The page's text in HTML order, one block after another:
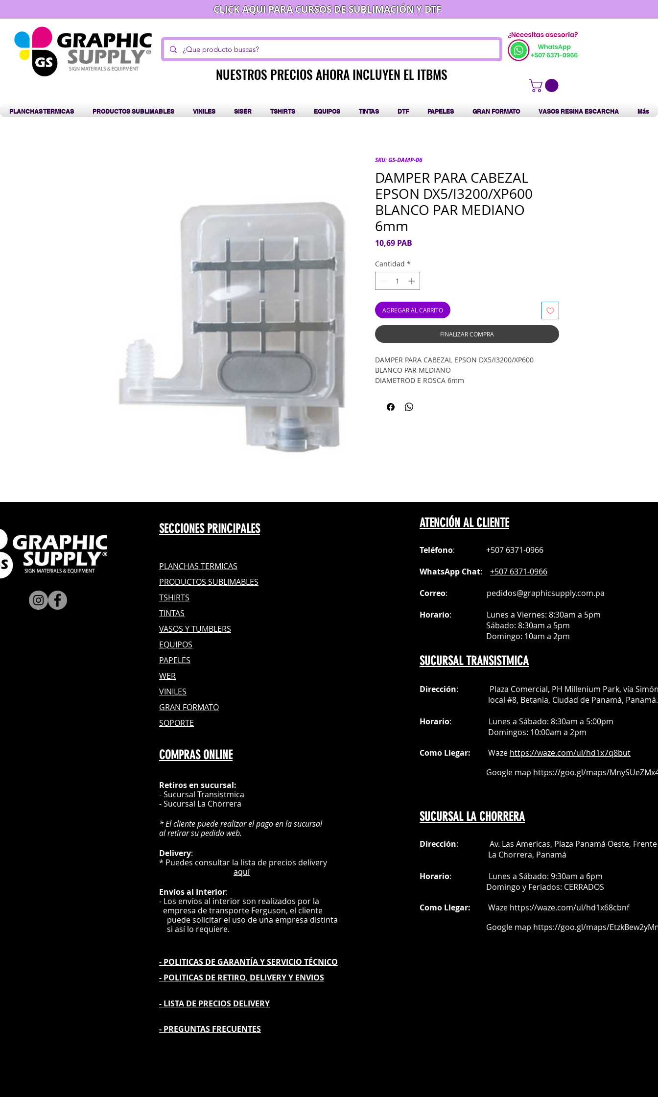
CLICK AQUI PARA CURSOS DE SUBLIMACIÓN Y DTF
NUESTROS PRECIOS AHORA INCLUYEN EL ITBMS
NUESTROS PRECIOS AHORA INCLUYEN EL ITBMS
PLANCHAS TERMICAS PRODUCTOS SUBLIMABLES VINILES SISER TSHIRTS EQUIPOS TINTAS DTF PAPELES GRAN FORMATO VASOS RESINA ESCARCHA Más
SKU: GS-DAMP-06
DAMPER PARA CABEZAL
EPSON DX5/I3200/XP600
BLANCO PAR MEDIANO
6mm
10,69 PAB
Cantidad *
AGREGAR AL CARRITO
FINALIZAR COMPRA
DAMPER PARA CABEZAL EPSON DX5/I3200/XP600
BLANCO PAR MEDIANO
DIAMETROD E ROSCA 6mm
SECCIONES PRINCIPALES
PLANCHAS TERMICAS
PRODUCTOS SUBLIMABLES
TSHIRTS
TINTAS
VASOS Y TUMBLERS
EQUIPOS
PAPELES
WER
VINILES
GRAN FORMATO
SOPORTE
COMPRAS ONLINE
Retiros en sucursal:
- Sucursal Transistmica
- Sucursal La Chorrera
* El cliente puede realizar el pago en la sucursal
al retirar su pedido web.
Delivery:
* Puedes consultar la lista de precios delivery
aquí
Envíosal Interior:
- Los envíos al interior son realizados por la
empresa de transporte Ferguson, el cliente
puede solicitar el uso de una empresa distinta
si así lo requiere.
- POLITICAS DE GARANTÍAY SERVICIO TÉCNICO
- POLITICAS DE RETIRO, DELIVERY Y ENVIOS
- LISTA DE PRECIOS DELIVERY
- PREGUNTAS FRECUENTES
ATENCIÓN AL CLIENTE
Teléfono: +507 6371-0966
WhatsApp Chat: +507 6371-0966
Correo: pedidos@graphicsupply.com.pa
Horario: Lunes a Viernes: 8:30am a 5pm
Sábado: 8:30am a 5pm
Domingo: 10am a 2pm
SUCURSAL TRANSISTMICA
Dirección: Plaza Comercial, PH Millenium Park, vía
local #8, Betania, Ciudad de Panamá, Panamá.
Horario: Lunes a Sábado: 8:30am a 5:00pm
Domingos: 10:00am a 2pm
Como Llegar: Waze https://waze.com/ul/hd1x7q8but
Google map https://goo.gl/maps/
SUCURSAL LA CHORRERA
Dirección: Av. Las Americas, Plaza Panamá Oeste, Frente
La Chorrera, Panamá
Horario: Lunes a Sábado: 9:30am a 6pm
Domingo y Feriados: CERRADOS
Como Llegar: Waze https://waze.com/ul/hd1x68cbnf
Google map https://goo.gl/maps/